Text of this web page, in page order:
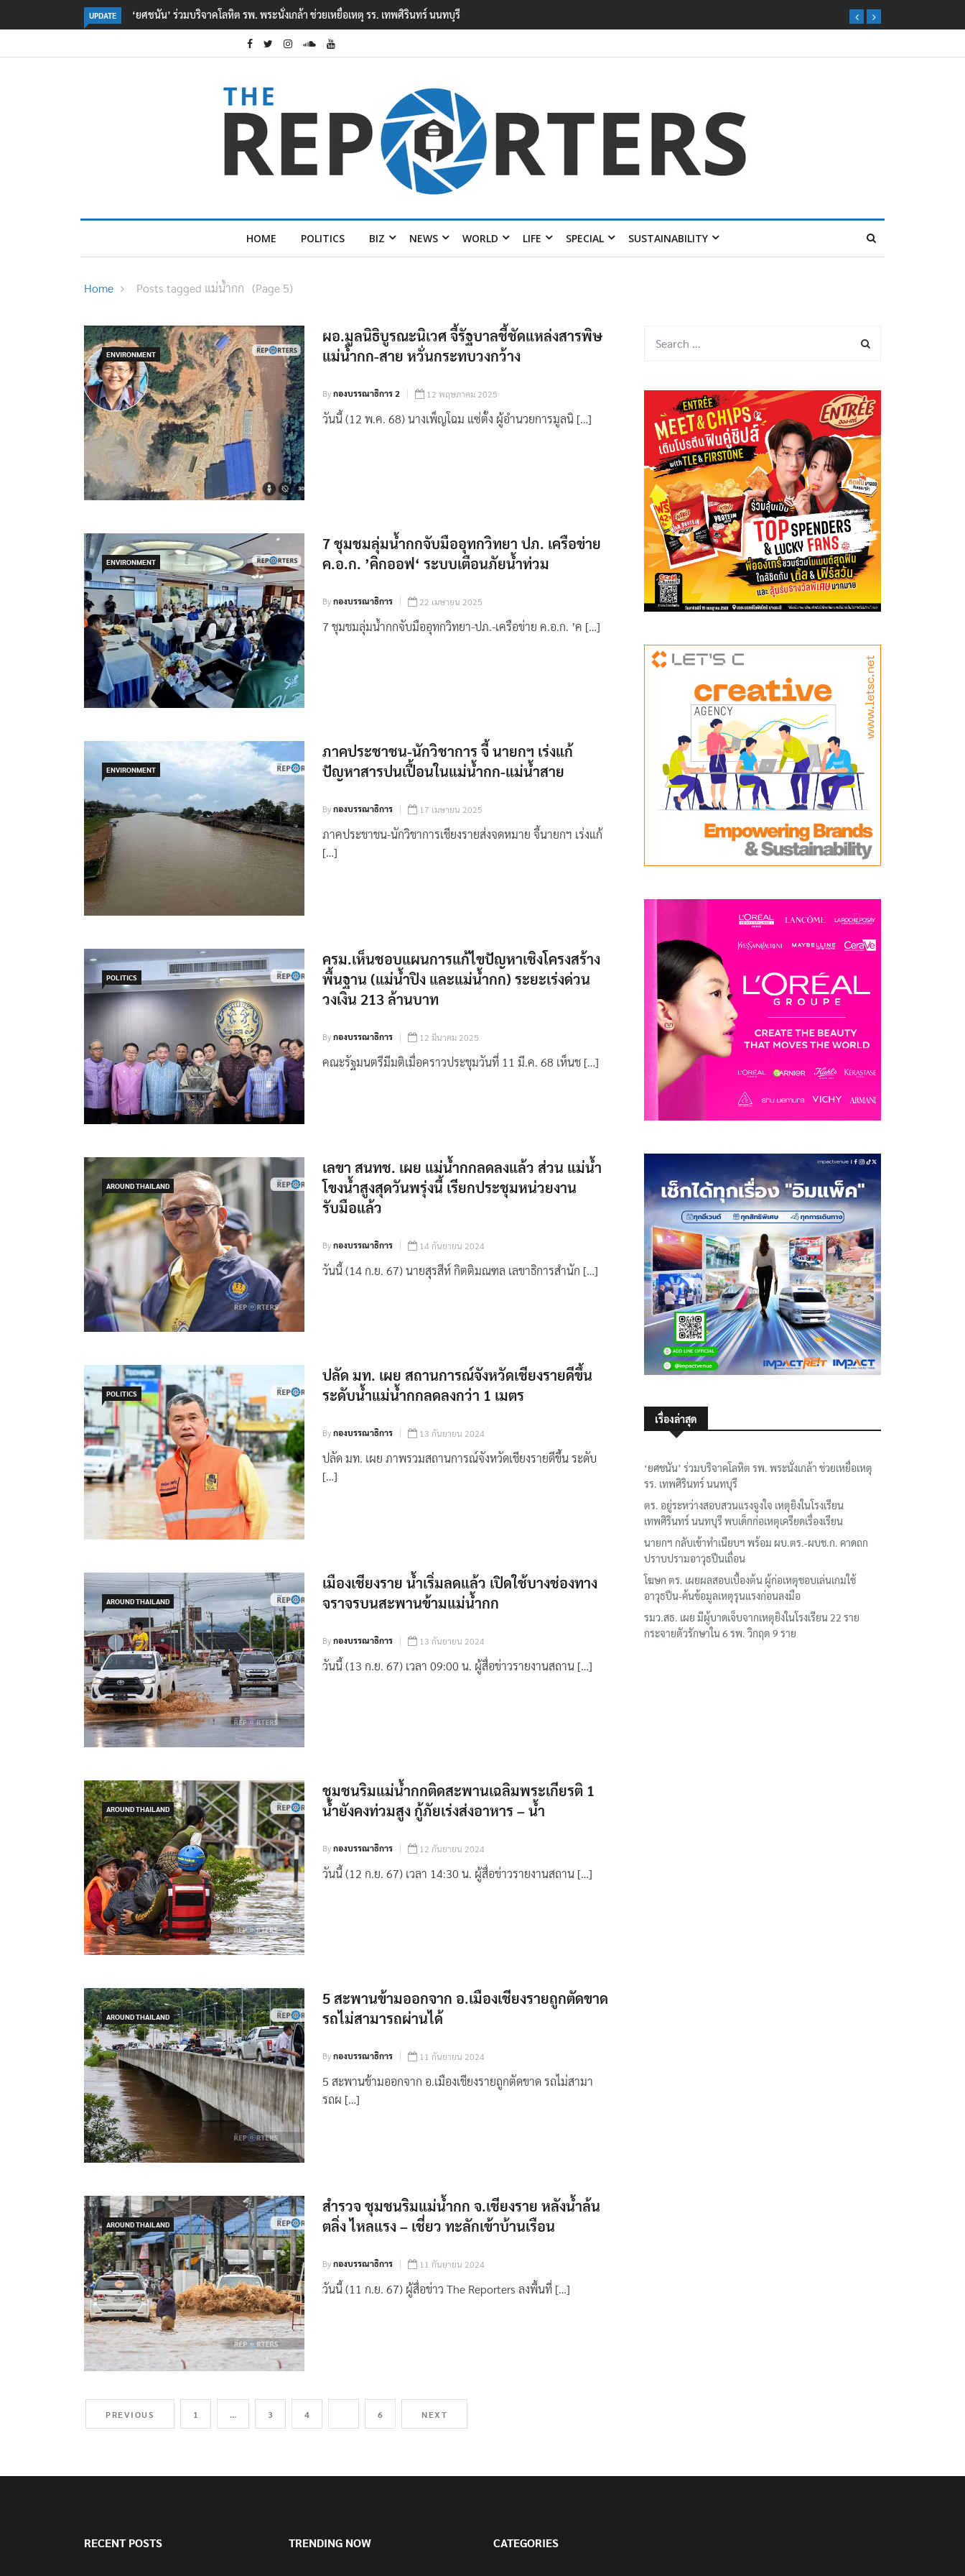
UPDATE ตร. อยู่ระหว่างสอบสวนแรงจูงใจ เหตุยิงในโรงเรียนเทพศิรินทร์ นนทบุรี พบเด็กก่อเหตุเครียดเรื่องเรียน
HOME POLITICS BIZ NEWS WORLD LIFE SPECIAL SUSTAINABILITY
Home Posts tagged แม่น้ำกก (Page 5)
ENVIRONMENT
ผอ.มูลนิธิบูรณะนิเวศ จี้รัฐบาลชี้ชัดแหล่งสารพิษ
แม่น้ำกก-สาย หวั่นกระทบวงกว้าง
Byกองบรรณาธิการ 2 12 พฤษภาคม 2025
วันนี้ (12 พ.ค. 68) นางเพ็ญโฉม แซ่ตั้ง ผู้อำนวยการมูลนิ […]
ENVIRONMENT
7 ชุมชมลุ่มน้ำกกจับมืออุทกวิทยา ปภ. เครือข่าย
ค.อ.ก. ’คิกออฟ‘ ระบบเตือนภัยน้ำท่วม
Byกองบรรณาธิการ 22 เมษายน 2025
7 ชุมชมลุ่มน้ำกกจับมืออุทกวิทยา-ปภ.-เครือข่าย ค.อ.ก. ’ค […]
ENVIRONMENT
ภาคประชาชน-นักวิชาการ จี้ นายกฯ เร่งแก้
ปัญหาสารปนเปื้อนในแม่น้ำกก-แม่น้ำสาย
Byกองบรรณาธิการ 17 เมษายน 2025
ภาคประชาชน-นักวิชาการเชียงรายส่งจดหมาย จี้นายกฯ เร่งแก้
[…]
POLITICS
ครม.เห็นชอบแผนการแก้ไขปัญหาเชิงโครงสร้าง
พื้นฐาน (แม่น้ำปิง และแม่น้ำกก) ระยะเร่งด่วน
วงเงิน 213 ล้านบาท
Byกองบรรณาธิการ 12 มีนาคม 2025
คณะรัฐมนตรีมีมติเมื่อคราวประชุมวันที่ 11 มี.ค. 68 เห็นช […]
AROUND THAILAND
เลขา สนทช. เผย แม่น้ำกกลดลงแล้ว ส่วน แม่น้ำ
โขงน้ำสูงสุดวันพรุ่งนี้ เรียกประชุมหน่วยงาน
รับมือแล้ว
Byกองบรรณาธิการ 14 กันยายน 2024
วันนี้ (14 ก.ย. 67) นายสุรสีห์ กิตติมณฑล เลขาธิการสำนัก […]
POLITICS
ปลัด มท. เผย สถานการณ์จังหวัดเชียงรายดีขึ้น
ระดับน้ำแม่น้ำกกลดลงกว่า 1 เมตร
Byกองบรรณาธิการ 13 กันยายน 2024
ปลัด มท. เผย ภาพรวมสถานการณ์จังหวัดเชียงรายดีขึ้น ระดับ
[…]
AROUND THAILAND
เมืองเชียงราย น้ำเริ่มลดแล้ว เปิดใช้บางช่องทาง
จราจรบนสะพานข้ามแม่น้ำกก
Byกองบรรณาธิการ 13 กันยายน 2024
วันนี้ (13 ก.ย. 67) เวลา 09:00 น. ผู้สื่อข่าวรายงานสถาน […]
AROUND THAILAND
ชุมชนริมแม่น้ำกกติดสะพานเฉลิมพระเกียรติ 1
น้ำยังคงท่วมสูง กู้ภัยเร่งส่งอาหาร – น้ำ
Byกองบรรณาธิการ 12 กันยายน 2024
วันนี้ (12 ก.ย. 67) เวลา 14:30 น. ผู้สื่อข่าวรายงานสถาน […]
AROUND THAILAND
5 สะพานข้ามออกจาก อ.เมืองเชียงรายถูกตัดขาด
รถไม่สามารถผ่านได้
Byกองบรรณาธิการ 11 กันยายน 2024
5 สะพานข้ามออกจาก อ.เมืองเชียงรายถูกตัดขาด รถไม่สามา
รถผ […]
AROUND THAILAND
สำรวจ ชุมชนริมแม่น้ำกก จ.เชียงราย หลังน้ำล้น
ตลิ่ง ไหลแรง – เชี่ยว ทะลักเข้าบ้านเรือน
Byกองบรรณาธิการ 11 กันยายน 2024
วันนี้ (11 ก.ย. 67) ผู้สื่อข่าว The Reporters ลงพื้นที่ […]
PREVIOUS 1 … 3 4 6 NEXT
เรื่องล่าสุด
‘ยศชนัน’ ร่วมบริจาคโลหิต รพ. พระนั่งเกล้า ช่วยเหยื่อเหตุ
รร. เทพศิรินทร์ นนทบุรี
ตร. อยู่ระหว่างสอบสวนแรงจูงใจ เหตุยิงในโรงเรียน
เทพศิรินทร์ นนทบุรี พบเด็กก่อเหตุเครียดเรื่องเรียน
นายกฯ กลับเข้าทำเนียบฯ พร้อม ผบ.ตร.-ผบช.ก. คาดถก
ปราบปรามอาวุธปืนเถื่อน
โฆษก ตร. เผยผลสอบเบื้องต้น ผู้ก่อเหตุชอบเล่นเกมใช้
อาวุธปืน-ค้นข้อมูลเหตุรุนแรงก่อนลงมือ
รมว.สธ. เผย มีผู้บาดเจ็บจากเหตุยิงในโรงเรียน 22 ราย
กระจายตัวรักษาใน 6 รพ. วิกฤต 9 ราย
RECENT POSTS TRENDING NOW CATEGORIES